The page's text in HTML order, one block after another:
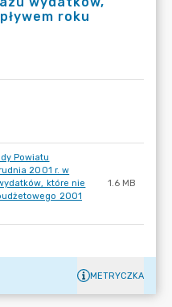
roku
Powiatu
2001 r. w
które nie
2001
1.6 MB
METRYCZKA